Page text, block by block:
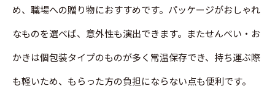
め、職場への贈り物におすすめです。パッケージがおしゃれ
なものを選べば、意外性も演出できます。またせんべい・お
かきは個包装タイプのものが多く常温保存でき、持ち運ぶ際
も軽いため、もらった方の負担にならない点も便利です。